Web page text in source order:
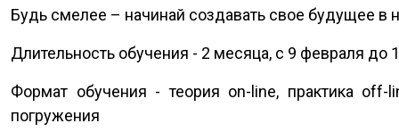
Будь смелее – начинай создавать свое будущее в
Длительность обучения - 2 месяца, с 9 февраля до
Формат обучения - теория оn-line, практика
погружения